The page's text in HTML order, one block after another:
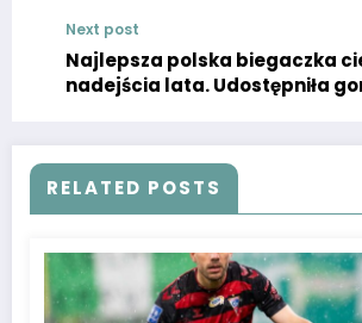
Next post
Najlepsza polska biegaczka
nadejścia lata. Udostępniła
RELATED POSTS